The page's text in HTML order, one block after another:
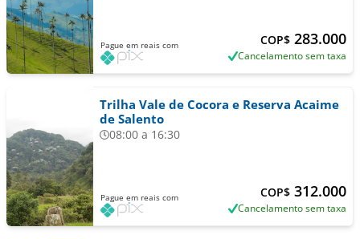
COP$ 283.000
Cancelamento sem taxa
Pague em reais com
Trilha Vale de Cocora e Reserva Acaime
de Salento
08:00 a 16:30
COP$ 312.000
Cancelamento sem taxa
Pague em reais com